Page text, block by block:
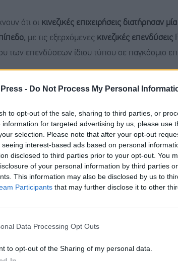
- Do Not Process My Personal
to opt-out of the sale, sharing to third parties, or
information for targeted advertising by us, please use
selection. Please note that after your opt-out
seeing interest-based ads based on personal
disclosed to third parties prior to your opt-out. You
of your personal information by third parties
This information may also be disclosed by us to
Participants that may further disclose it to other
Data Processing Opt Outs
to opt-out of the Sharing of my personal data.
ότι οι κινεζικές επιχειρήσεις διατήρησαν μία
με τις εξερχόμενες κινεζικές επενδύσεις
των επενδύσεων ίδιου τύπου σε παγκόσμιο
της οποίας,
FDI, αλλά και για την ένατη
εξερχόμενες επενδύσεις FDI είναι
από κοινού το κινεζικό υπουργείο
και η Κρατική Υπηρεσία Ξένου Συναλλάγματος
25th China International Fair for